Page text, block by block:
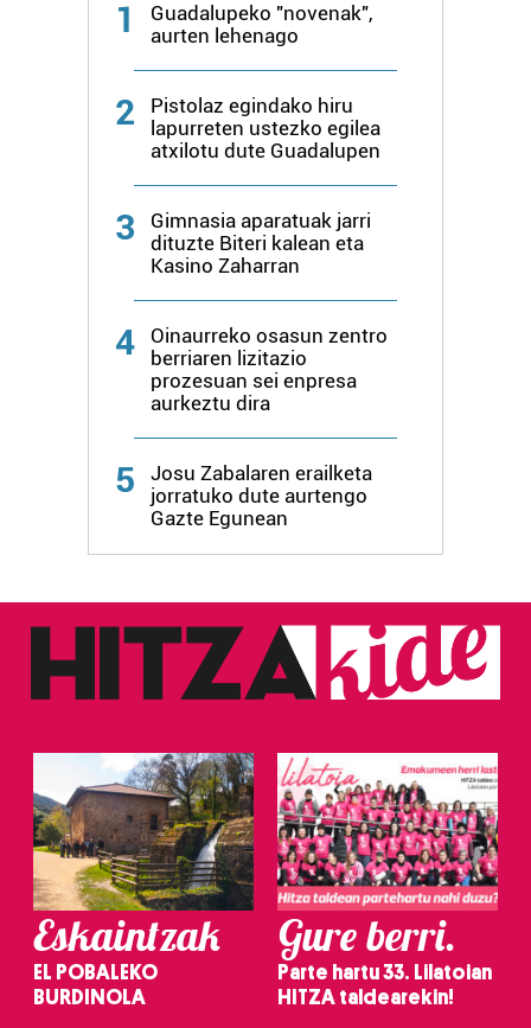
1
Guadalupeko "novenak",
aurten lehenago
2
Pistolaz egindako hiru
lapurreten ustezko egilea
atxilotu dute Guadalupen
3
Gimnasia aparatuak jarri
dituzte Biteri kalean eta
Kasino Zaharran
4
Oinaurreko osasun zentro
berriaren lizitazio
prozesuan sei enpresa
aurkeztu dira
5
Josu Zabalaren erailketa
jorratuko dute aurtengo
Gazte Egunean
Eskaintzak
EL POBALEKO
BURDINOLA
Gure berri.
Parte hartu 33. Lilatoian
HITZA taldearekin!